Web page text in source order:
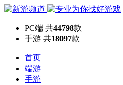
PC端 共44798款
手游 共18097款
首页
端游
手游